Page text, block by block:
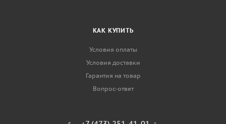
КАК КУПИТЬ
Условия оплаты
Условия доставки
Гарантия на товар
Вопрос-ответ